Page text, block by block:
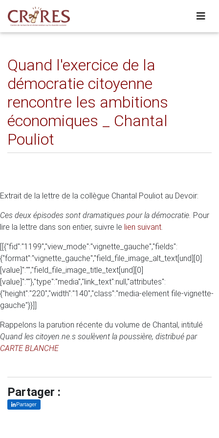
Quand l'exercice de la
démocratie citoyenne
rencontre les ambitions
économiques _ Chantal
Pouliot
Extrait de la lettre de la collègue Chantal Pouliot au Devoir:
Ces deux épisodes sont dramatiques pour la démocratie. Pour
lire la lettre dans son entier, suivre le lien suivant.
[[{"fid":"1199","view_mode":"vignette_gauche","fields":
{"format":"vignette_gauche","field_file_image_alt_text[und][0]
[value]":"","field_file_image_title_text[und][0]
[value]":""},"type":"media","link_text":null,"attributes":
{"height":"220","width":"140","class":"media-element file-vignette-
gauche"}}]]
Rappelons la parution récente du volume de Chantal, intitulé
Quand les citoyen.ne.s soulèvent la poussière, distribué par
CARTE BLANCHE
Partager :
Partager